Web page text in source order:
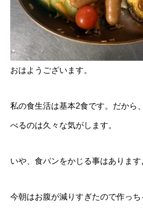
おはようございます。
私の食生活は基本2食です。だから
べるのは久々な気がします。
いや、食パンをかじる事はあります
今朝はお腹が減りすぎたので作っち